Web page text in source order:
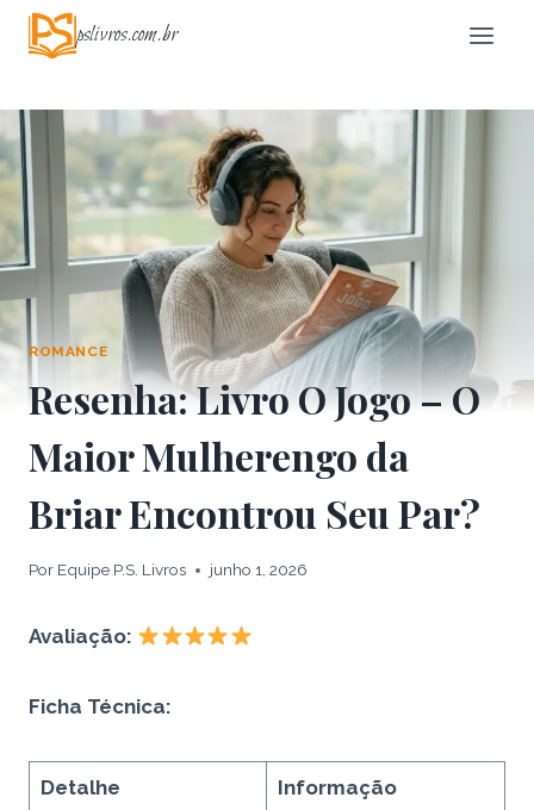
Pular
para
Conteúdo
pslivros.com.br
ROMANCE
Resenha: Livro O Jogo – O
Maior Mulherengo da
Briar Encontrou Seu Par?
Por Equipe P.S. Livros junho 1, 2026
Avaliação:
Ficha Técnica:
Detalhe Informação